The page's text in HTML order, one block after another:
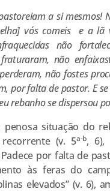
a si mesmos!
vós comeis e a lã
não
não
não fostes
por falta de pastor. E
rebanho se dispersou
penosa situação do
(v. 5a-b, 6),
por falta de
às feras do
elevados” (v. 6),